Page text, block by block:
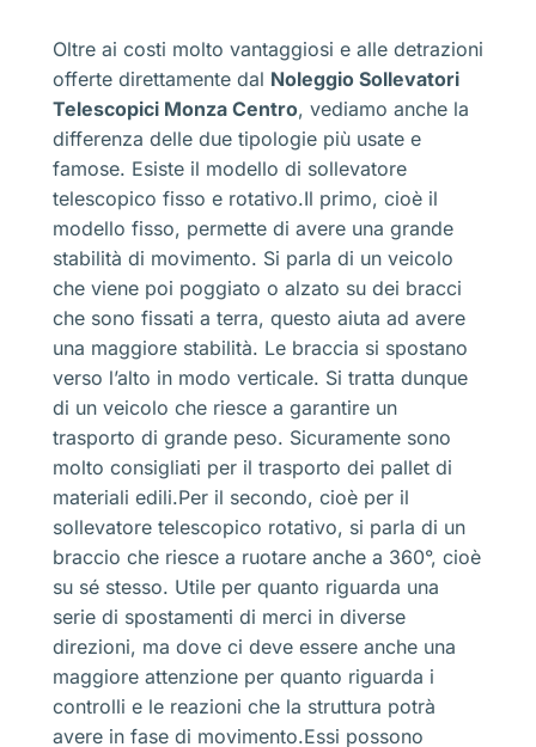
Oltre ai costi molto vantaggiosi e alle detrazioni
offerte direttamente dal Noleggio Sollevatori
Telescopici Monza Centro, vediamo anche la
differenza delle due tipologie più usate e
famose. Esiste il modello di sollevatore
telescopico fisso e rotativo.Il primo, cioè il
modello fisso, permette di avere una grande
stabilità di movimento. Si parla di un veicolo
che viene poi poggiato o alzato su dei bracci
che sono fissati a terra, questo aiuta ad avere
una maggiore stabilità. Le braccia si spostano
verso l’alto in modo verticale. Si tratta dunque
di un veicolo che riesce a garantire un
trasporto di grande peso. Sicuramente sono
molto consigliati per il trasporto dei pallet di
materiali edili.Per il secondo, cioè per il
sollevatore telescopico rotativo, si parla di un
braccio che riesce a ruotare anche a 360°, cioè
su sé stesso. Utile per quanto riguarda una
serie di spostamenti di merci in diverse
direzioni, ma dove ci deve essere anche una
maggiore attenzione per quanto riguarda i
controlli e le reazioni che la struttura potrà
avere in fase di movimento.Essi possono